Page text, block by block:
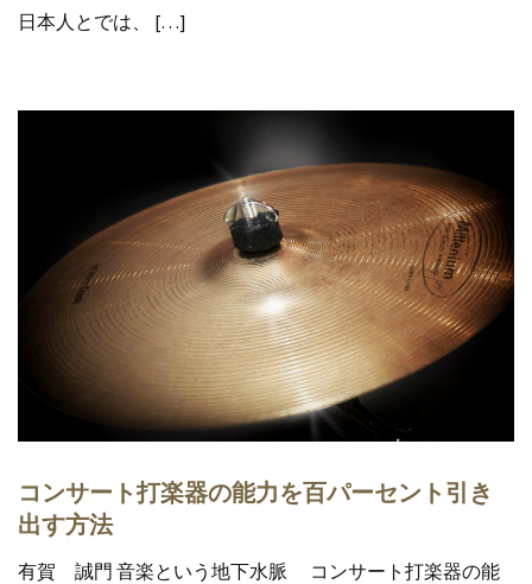
日本人とでは、 […]
コンサート打楽器の能力を百パーセント引き
出す方法
有賀 誠門 音楽という地下水脈 コンサート打楽器の能